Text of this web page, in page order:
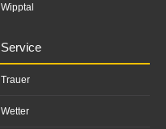
Wipptal
Service
Trauer
Wetter